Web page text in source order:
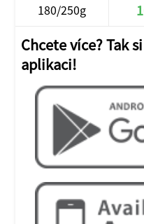
180/250g
Chcete více? Tak
aplikaci!